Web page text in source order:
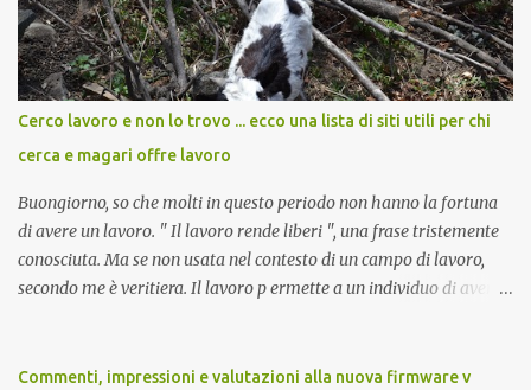
i
Cerco lavoro e non lo trovo ... ecco una lista di siti utili per chi
cerca e magari offre lavoro
Buongiorno, so che molti in questo periodo non hanno la fortuna
di avere un lavoro. " Il lavoro rende liberi ", una frase tristemente
conosciuta. Ma se non usata nel contesto di un campo di lavoro,
secondo me è veritiera. Il lavoro p ermette a un individuo di avere
libertà. Mi auguro dunque questo elenco possa essere d'aiuto.
Commenti, impressioni e valutazioni alla nuova firmware v